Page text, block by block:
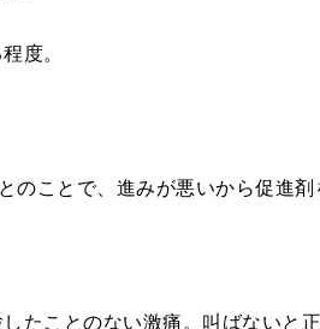
度。
のことで、進みが悪いから促進
たことのない激痛。叫ばないと